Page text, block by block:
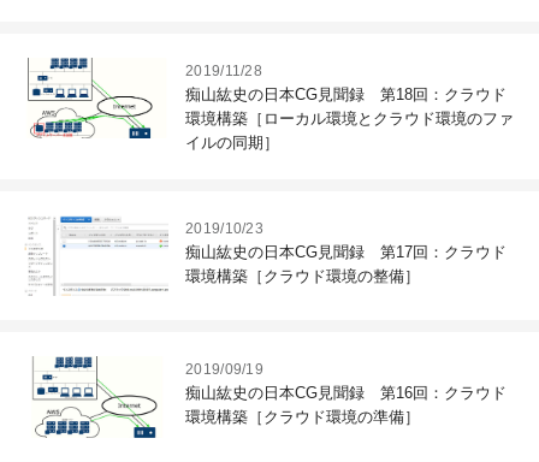
2019/11/28
痴山紘史の日本CG見聞録 第18回：クラウド
環境構築［ローカル環境とクラウド環境のファ
イルの同期］
2019/10/23
痴山紘史の日本CG見聞録 第17回：クラウド
環境構築［クラウド環境の整備］
2019/09/19
痴山紘史の日本CG見聞録 第16回：クラウド
環境構築［クラウド環境の準備］